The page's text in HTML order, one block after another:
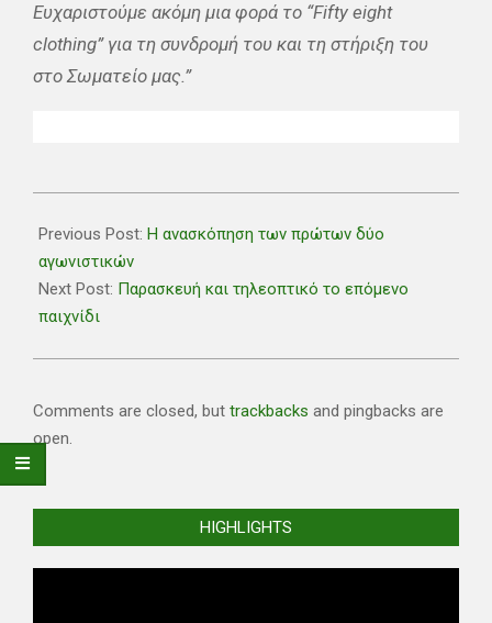
Ευχαριστούμε ακόμη μια φορά το “Fifty eight
clothing” για τη συνδρομή του και τη στήριξη του
στο Σωματείο μας.”
09-
23
Previous Post: Η ανασκόπηση των πρώτων δύο
αγωνιστικών
Next Post: Παρασκευή και τηλεοπτικό το επόμενο
παιχνίδι
Comments are closed, but trackbacks and pingbacks are
open.
HIGHLIGHTS